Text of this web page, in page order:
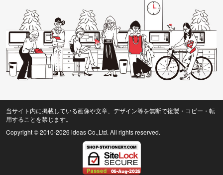
当サイト内に掲載している画像や文章、デザイン等を無断で複製・コピー・転
用することを禁じます。
Copyright © 2010-2026 ideas Co.,Ltd. All rights reserved.